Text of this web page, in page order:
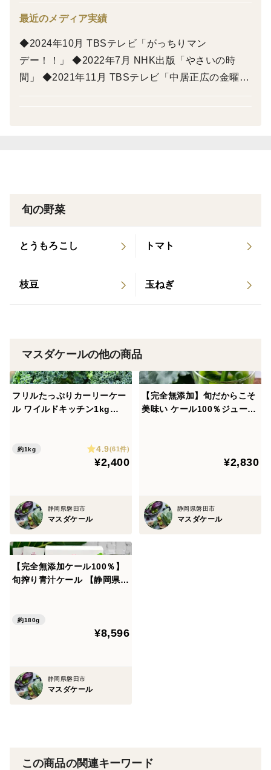
飲み方は、袋ごと水かぬるま湯につけて解凍するだけ。
青汁が初めての方でもぐいっと飲みやすくなります。
最近のメディア実績
◆2024年10月 TBSテレビ「がっちりマン
デー！！」 ◆2022年7月 NHK出版「やさいの時
間」 ◆2021年11月 TBSテレビ「中居正広の金曜日
旬の野菜
とうもろこし トマト
枝豆 玉ねぎ
マスダケールの他の商品
フリルたっぷりカーリーケー
ル ワイルドキッチン1kg
約1kg 4.9(61件)
¥2,400
静岡県磐田市
マスダケール
【完全無添加】旬だからこそ
美味い ケール100％ジュース
¥2,830
静岡県磐田市
マスダケール
【完全無添加ケール100％】
旬搾り青汁ケール 【静岡県磐
約180g
¥8,596
静岡県磐田市
マスダケール
この商品の関連キーワード